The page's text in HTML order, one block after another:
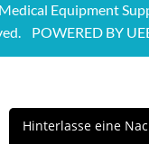
Equipment
POWERED BY
Hinterlasse eine